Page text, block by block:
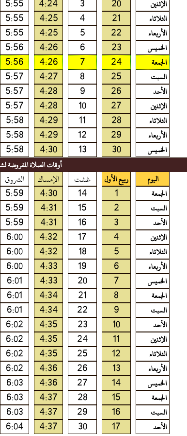
الإثنين 20
3
4:24
5:55
الثلاثاء 21
4
4:25
5:55
الأربعاء 22
5
4:25
5:55
الخميس 23
6
4:26
5:56
الجمعة 24
7
4:26
5:56
السبت 25
8
4:27
5:57
الأحد 26
9
4:28
5:57
الإثنين 27
10
4:28
5:57
الثلاثاء 28
11
4:29
5:58
الأربعاء 29
12
4:29
5:58
الخميس 30
13
4:30
5:58
أوقات الصلاة المفروضة لشهر
اليوم
ربيع الأول غشت الإمساك الشروق
الجمعة
1
14
4:30
5:59
السبت 2
15
4:31
5:59
الأحد 3
16
4:31
5:59
الإثنين 4
17
4:32
6:00
الثلاثاء 5
18
4:32
6:00
الأربعاء 6
19
4:33
6:00
الخميس 7
20
4:33
6:01
الجمعة 8
21
4:34
6:01
السبت 9
22
4:34
6:01
الأحد 10
23
4:35
6:02
الإثنين 11
24
4:35
6:02
الثلاثاء 12
25
4:35
6:02
الأربعاء 13
26
4:36
6:02
الخميس 14
27
4:36
6:03
الجمعة 15
28
4:37
6:03
السبت 16
29
4:37
6:03
الأحد 17
30
4:37
6:04